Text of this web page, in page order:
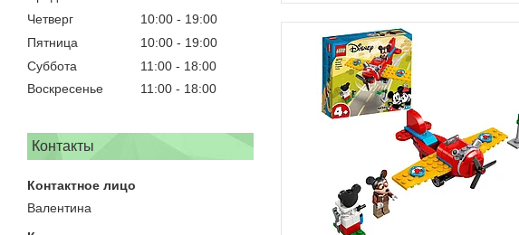
Четверг
10:00
19:00
Пятница
10:00
19:00
Суббота
11:00
18:00
Воскресенье
11:00 18:00
Контакты
Валентина